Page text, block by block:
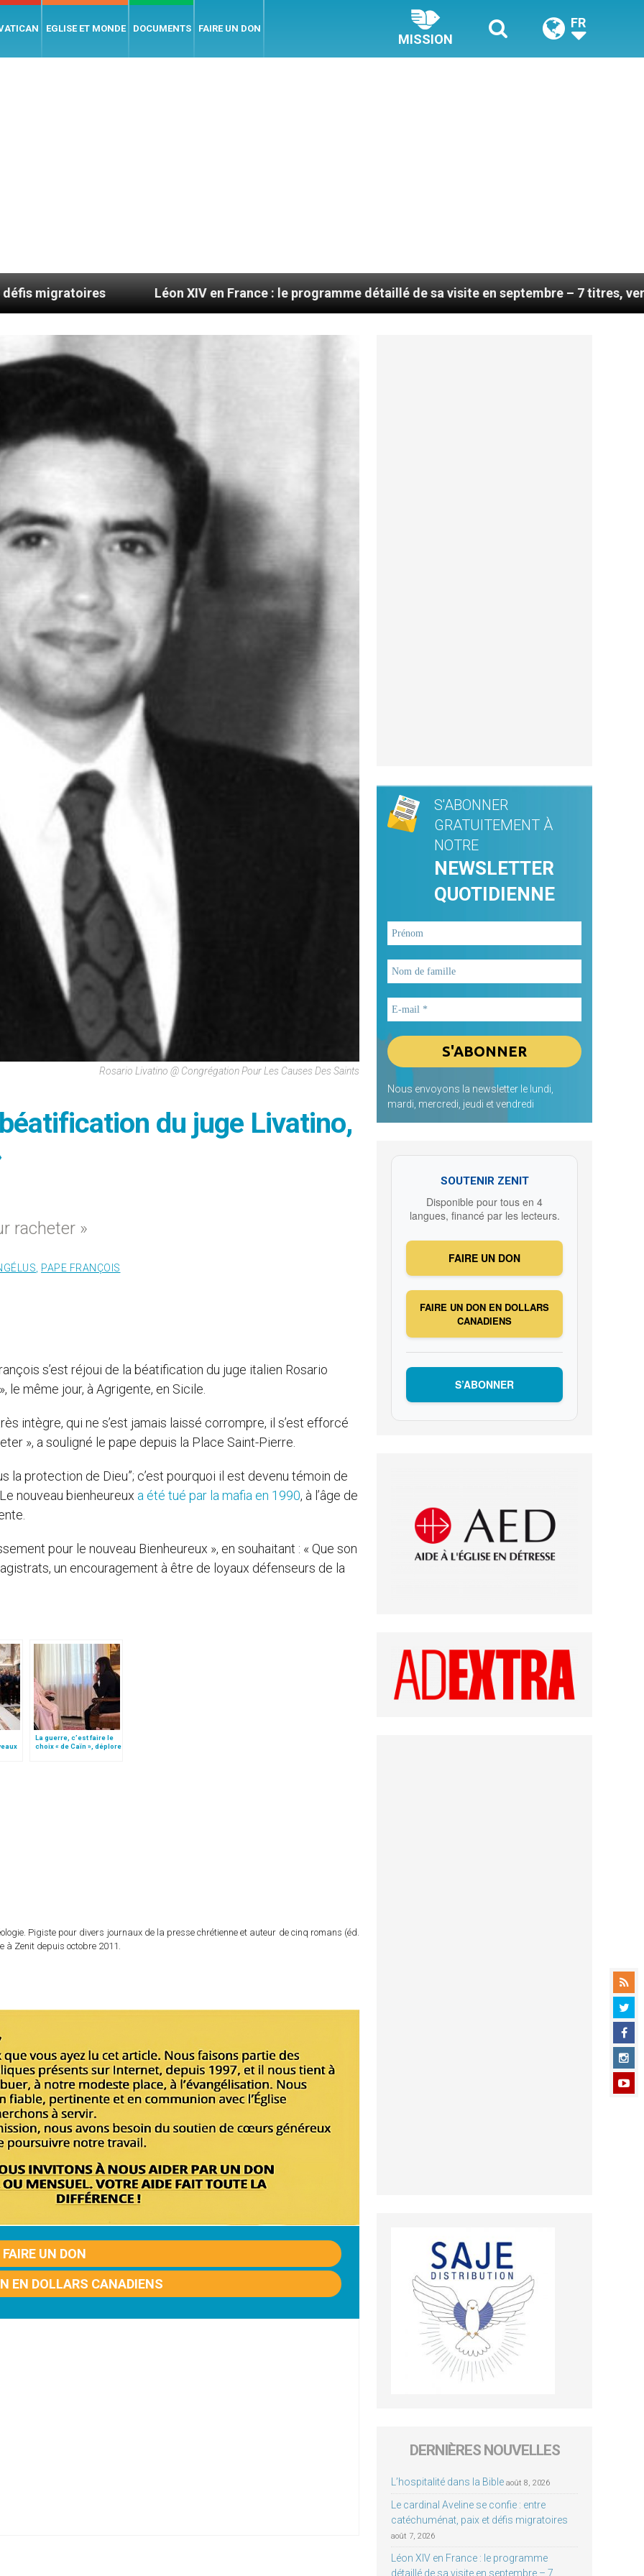
EGLISE ET MONDE DOCUMENTS FAIRE UN DON
MISSION
FR
Léon XIV en France : le programme détaillé de sa visite en septembre – 7 titres, vendredi 7 août
Rosario Livatino @ Congrégation Pour Les Causes Des Saints
du juge Livatino,
racheter »
PAPE FRANÇOIS
s’est réjoui de la béatification du juge italien Rosario
le même jour, à Agrigente, en Sicile.
intègre, qui ne s’est jamais laissé corrompre, il s’est efforcé
», a souligné le pape depuis la Place Saint-Pierre.
la protection de Dieu”; c’est pourquoi il est devenu témoin de
nouveau bienheureux a été tué par la mafia en 1990, à l’âge de
pour le nouveau Bienheureux », en souhaitant : « Que son
un encouragement à être de loyaux défenseurs de la
La guerre, c’est faire le
choix « de Caïn », déplore
Pigiste pour divers journaux de la presse chrétienne et auteur de cinq romans (éd.
Zenit depuis octobre 2011.
FAIRE UN DON
EN DOLLARS CANADIENS
S'ABONNER
GRATUITEMENT À
NOTRE
NEWSLETTER
QUOTIDIENNE
Nous envoyons la newsletter le lundi,
mardi, mercredi, jeudi et vendredi
SOUTENIR ZENIT
Disponible pour tous en 4
langues, financé par les lecteurs.
FAIRE UN DON
FAIRE UN DON EN DOLLARS
CANADIENS
S’ABONNER
DERNIÈRES NOUVELLES
L’hospitalité dans la Bible août 8, 2026
Le cardinal Aveline se confie : entre
catéchuménat, paix et défis migratoires
août 7, 2026
Léon XIV en France : le programme
détaillé de sa visite en septembre – 7